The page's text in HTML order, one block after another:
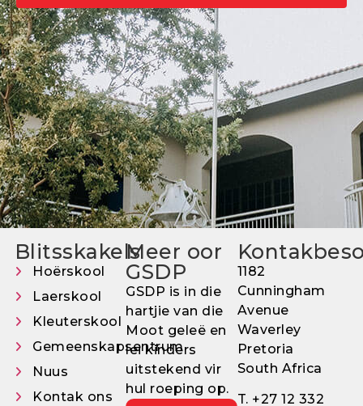
Blitsskakels
Hoërskool
Laerskool
Kleuterskool
Gemeenskapsentrum
Nuus
Kontak ons
Meer oor
GSDP
GSDP is in die
hartjie van die
Moot geleë en
lei kinders
uitstekend vir
hul roeping op.
1182
Cunningham
Avenue
Waverley
Pretoria
South Africa
T. +27 12 332